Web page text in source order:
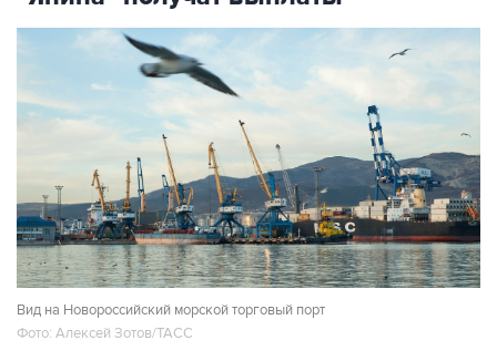
Вид на Новороссийский морской торговый порт
Фото: Алексей Зотов/ТАСС